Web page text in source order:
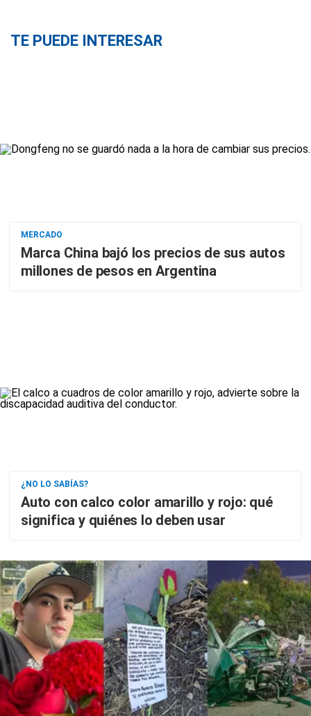
TE PUEDE INTERESAR
MERCADO
Marca China bajó los precios de sus autos
millones de pesos en Argentina
¿NO LO SABÍAS?
Auto con calco color amarillo y rojo: qué
significa y quiénes lo deben usar